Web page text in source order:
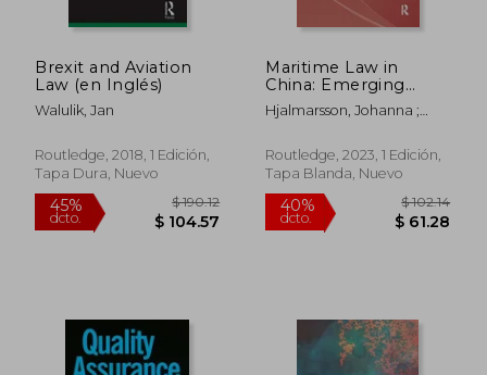
45% 45%
Brexit and Aviation
Law (en Inglés)
Walulik, Jan
Routledge, 2018, 1 Edición,
Tapa Dura, Nuevo
Maritime Law in
China: Emerging
Issues and Future
Developments (en
Hjalmarsson, Johanna ;
Routledge, 2023, 1 Edición,
Tapa Blanda, Nuevo